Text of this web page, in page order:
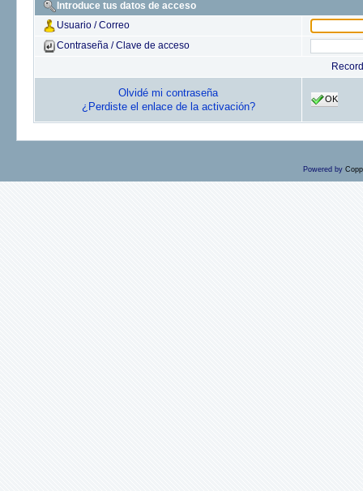
Introduce tus datos de acceso
Usuario / Correo
Contraseña / Clave de acceso
Olvidé mi contraseña
¿Perdiste el enlace de la activación?
OK
Powered by